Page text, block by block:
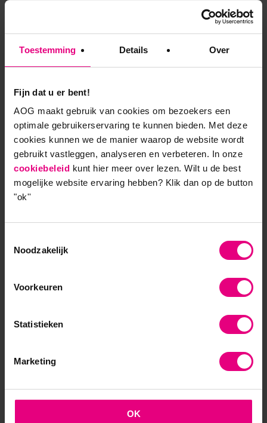
Toestemming Details Over
Fijn dat u er bent!
AOG maakt gebruik van cookies om bezoekers een
optimale gebruikerservaring te kunnen bieden. Met deze
cookies kunnen we de manier waarop de website wordt
gebruikt vastleggen, analyseren en verbeteren. In onze
cookiebeleid kunt hier meer over lezen. Wilt u de best
mogelijke website ervaring hebben? Klik dan op de button
"ok''
Noodzakelijk
Voorkeuren
Statistieken
Marketing
OK
staat is om via nanotechnologie de CO2-uitstoot op
een manier te neutraliseren die we nu nog niet
kunnen voorzien. Hoewel dergelijke ontwikkelingen
voor nu science fiction lijken, is het belangrijk om ze
formuleren van langetermijnstrategieën.
Wild Cards: onvoorziene
gebeurtenissen die alles
veranderen
veranderen ze de toekomst drastisch. Dit zijn de
voorspellen, maar we kunnen wel anticiperen op hun
van de meest markante wild cards in de recente
veranderingen in het beleid voor noodhulp en
Een andere wild card die de toekomst drastisch
Dit leidde tot ingrijpende veranderingen in
wereldwijde geopolitiek, veiligheid en de manier